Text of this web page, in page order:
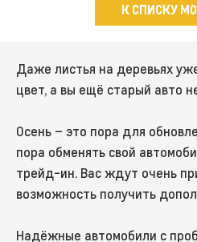
К СПИСКУ
Даже листья на деревьях
цвет, а вы ещё старый авто
Осень – это пора для
пора обменять свой
трейд-ин. Вас ждут очень
возможность получить
Надёжные автомобили с